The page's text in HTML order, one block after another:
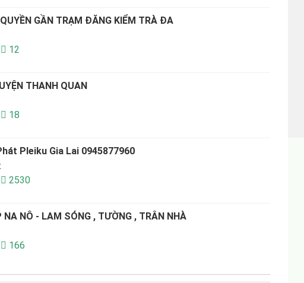
GẦN TRẠM ĐĂNG KIỂM TRÀ ĐA
12
THANH QUAN
18
Pleiku Gia Lai 0945877960
2530
NA NÔ - LAM SÓNG , TƯỜNG , TRÂN NHÀ
166